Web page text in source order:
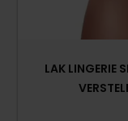
LAK LINGERIE